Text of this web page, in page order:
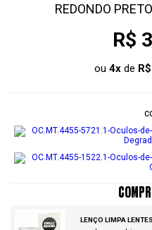
REDONDO
R$
ou 4xde
LENÇO LIMPA